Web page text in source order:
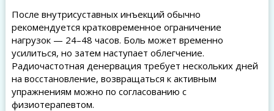
После внутрисуставных инъекций обычно
рекомендуется кратковременное ограничение
нагрузок — 24–48 часов. Боль может временно
усилиться, но затем наступает облегчение.
Радиочастотная денервация требует нескольких дней
на восстановление, возвращаться к активным
упражнениям можно по согласованию с
физиотерапевтом.